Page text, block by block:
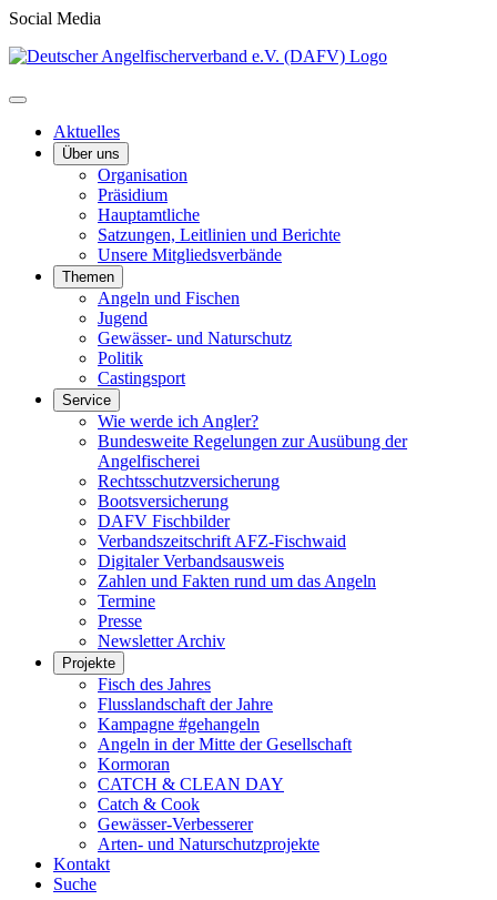
Social Media
Aktuelles
Über uns
Organisation
Präsidium
Hauptamtliche
Satzungen, Leitlinien und Berichte
Unsere Mitgliedsverbände
Themen
Angeln und Fischen
Jugend
Gewässer- und Naturschutz
Politik
Castingsport
Service
Wie werde ich Angler?
Bundesweite Regelungen zur Ausübung der
Angelfischerei
Rechtsschutzversicherung
Bootsversicherung
DAFV Fischbilder
Verbandszeitschrift AFZ-Fischwaid
Digitaler Verbandsausweis
Zahlen und Fakten rund um das Angeln
Termine
Presse
Newsletter Archiv
Projekte
Fisch des Jahres
Flusslandschaft der Jahre
Kampagne #gehangeln
Angeln in der Mitte der Gesellschaft
Kormoran
CATCH & CLEAN DAY
Catch & Cook
Gewässer-Verbesserer
Arten- und Naturschutzprojekte
Kontakt
Suche